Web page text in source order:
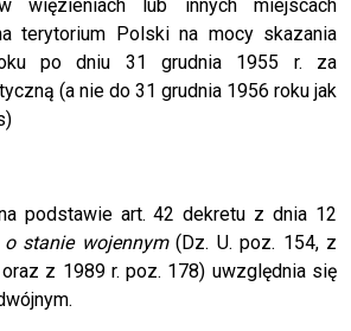
więzieniach lub innych miejscach
terytorium Polski na mocy skazania
po dniu 31 grudnia 1955 r. za
(a nie do 31 grudnia 1956 roku jak
podstawie art. 42 dekretu z dnia 12
o stanie wojennym(Dz. U. poz. 154, z
z 1989 r. poz. 178) uwzględnia się